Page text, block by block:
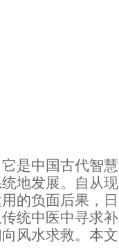
是中国古代智慧
地发展。自从现
的负面后果，日
统中医中寻求补
风水求救。本文